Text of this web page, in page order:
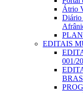
Átrio
EDITAIS
001/